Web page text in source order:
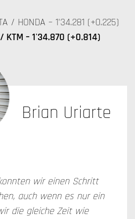
/ HONDA – 1'34.281 (+0.225)
KTM – 1'34.870 (+0.814)
Brian Uriarte
wir einen Schritt
auch wenn es nur ein
die gleiche Zeit wie